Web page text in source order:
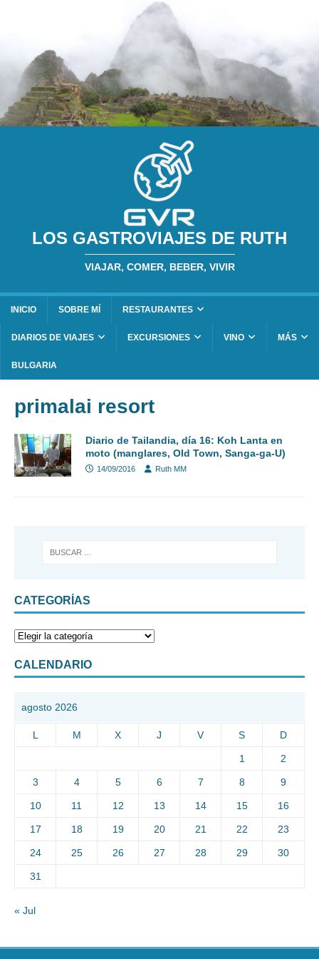
LOS GASTROVIAJES DE RUTH
VIAJAR, COMER, BEBER, VIVIR
INICIO SOBRE MÍ RESTAURANTES
DIARIOS DE VIAJES EXCURSIONES VINO MÁS
BULGARIA
primalai resort
Diario de Tailandia, día 16: Koh Lanta en
moto (manglares, Old Town, Sanga-ga-U)
14/09/2016 Ruth MM
CATEGORÍAS
CALENDARIO
agosto 2026
L M X J V S D
1 2
3 4 5 6 7 8 9
10 11 12 13 14 15 16
17 18 19 20 21 22 23
24 25 26 27 28 29 30
31
« Jul